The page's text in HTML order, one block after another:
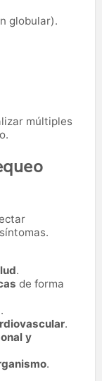
globular).
múltiples
.
de forma
.
.
y
.